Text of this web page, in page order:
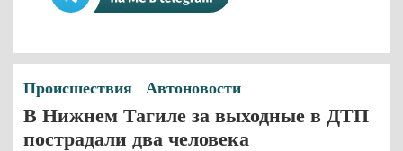
Происшествия Автоновости
В Нижнем Тагиле за выходные в ДТП
пострадали два человека